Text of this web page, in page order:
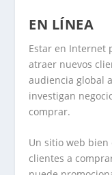
EN LÍNEA
Estar en Internet
atraer nuevos
audiencia global
investigan
comprar.
Un sitio web
clientes a